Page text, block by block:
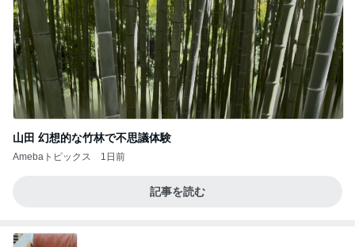
山田 幻想的な竹林で不思議体験
Amebaトピックス 1日前
記事を読む